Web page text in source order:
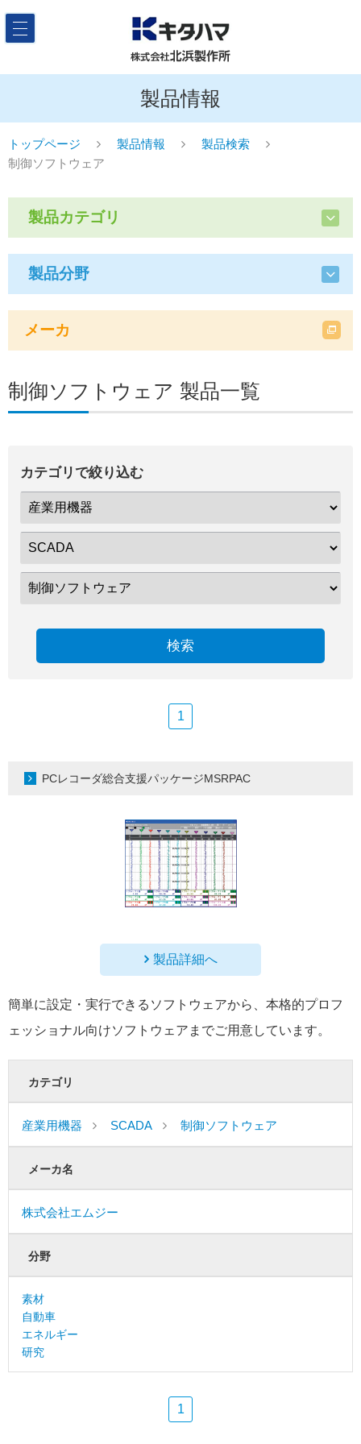
製品情報
トップページ 製品情報
製品検索
制御ソフトウェア
製品カテゴリ
製品分野
メーカ
制御ソフトウェア 製品一覧
カテゴリで絞り込む
検索
1
PCレコーダ総合支援パッケージMSRPAC
製品詳細へ
簡単に設定・実行できるソフトウェアから、本格的プロフ
ェッショナル向けソフトウェアまでご用意しています。
カテゴリ
産業用機器 SCADA 制御ソフトウェア
メーカ名
株式会社エムジー
分野
素材
自動車
エネルギー
研究
1